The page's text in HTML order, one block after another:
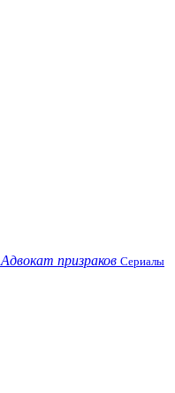
Адвокат призраков Сериалы